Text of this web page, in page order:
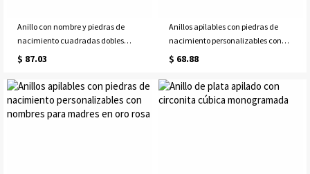
Anillo con nombre y piedras de
nacimiento cuadradas dobles
grabadas en oro rosa
$ 87.03
Anillos apilables con piedras de
nacimiento personalizables con
nombres para madres bañado en
$ 68.88